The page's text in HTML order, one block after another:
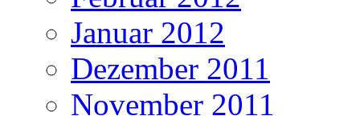
Januar 2012
Dezember 2011
November 2011